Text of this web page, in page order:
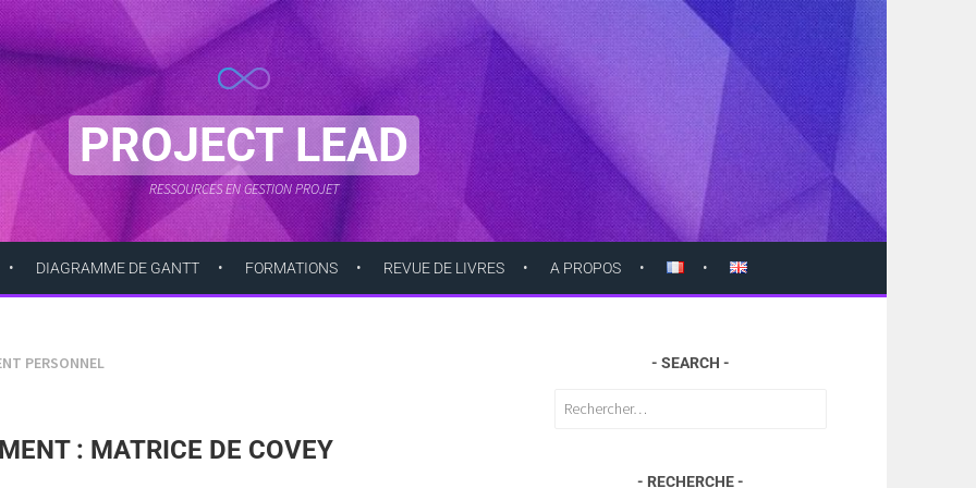
PROJECT LEAD
RESSOURCES EN GESTION PROJET
DIAGRAMME DE GANTT FORMATIONS REVUE DE LIVRES A PROPOS
PERSONNEL
: MATRICE DE COVEY
SEARCH
Rechercher :
RECHERCHE